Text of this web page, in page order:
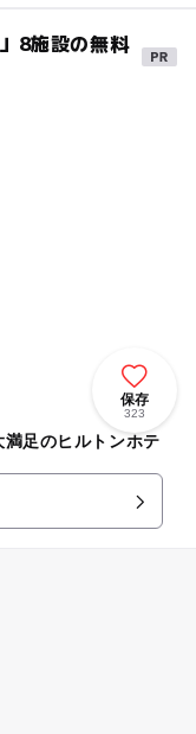
8施設の無料
保存
323
足のヒルトンホテ